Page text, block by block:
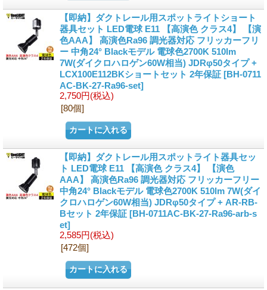
【即納】ダクトレール用スポットライトショート
器具セット LED電球 E11 【高演色 クラス4】 【演
色AAA】 高演色Ra96 調光器対応 フリッカーフリ
ー 中角24° Blackモデル 電球色2700K 510lm
7W(ダイクロハロゲン60W相当) JDRφ50タイプ +
LCX100E112BKショートセット 2年保証 [BH-0711
AC-BK-27-Ra96-set]
2,750円(税込)
[80個]
【即納】ダクトレール用スポットライト器具セッ
ト LED電球 E11 【高演色 クラス4】 【演色
AAA】 高演色Ra96 調光器対応 フリッカーフリー
中角24° Blackモデル 電球色2700K 510lm 7W(ダイ
クロハロゲン60W相当) JDRφ50タイプ + AR-RB-
Bセット 2年保証 [BH-0711AC-BK-27-Ra96-arb-s
et]
2,585円(税込)
[472個]